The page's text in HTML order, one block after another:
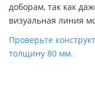
доборам, так как
визуальная линия
Проверьте
толщину 80 мм.